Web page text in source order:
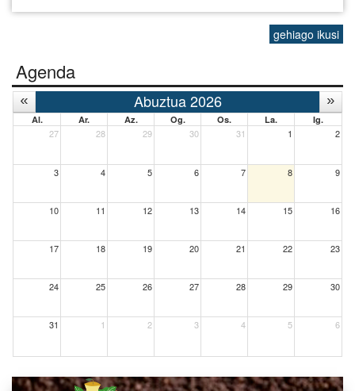
gehiago ikusi
Agenda
Abuztua 2026
Al. Ar. Az. Og. Os. La. Ig.
27 28 29 30 31 1 2
3 4 5 6 7 8 9
10 11 12 13 14 15 16
17 18 19 20 21 22 23
24 25 26 27 28 29 30
31 1 2 3 4 5 6